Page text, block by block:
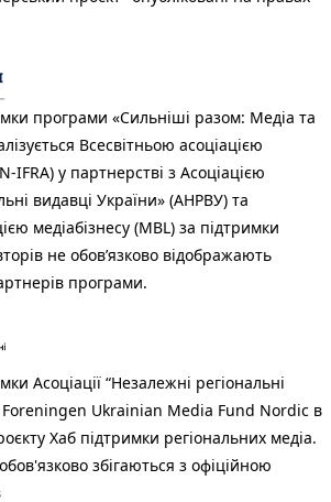
програми «Сильніші разом: Медіа та
Всесвітньою асоціацією
IFRA) у партнерстві з Асоціацією
видавці України» (АНРВУ) та
медіабізнесу (MBL) за підтримки
не обов’язково відображають
програми.
Асоціації “Незалежні регіональні
Foreningen Ukrainian Media Fund Nordic в
Хаб підтримки регіональних медіа.
збігаються з офіційною